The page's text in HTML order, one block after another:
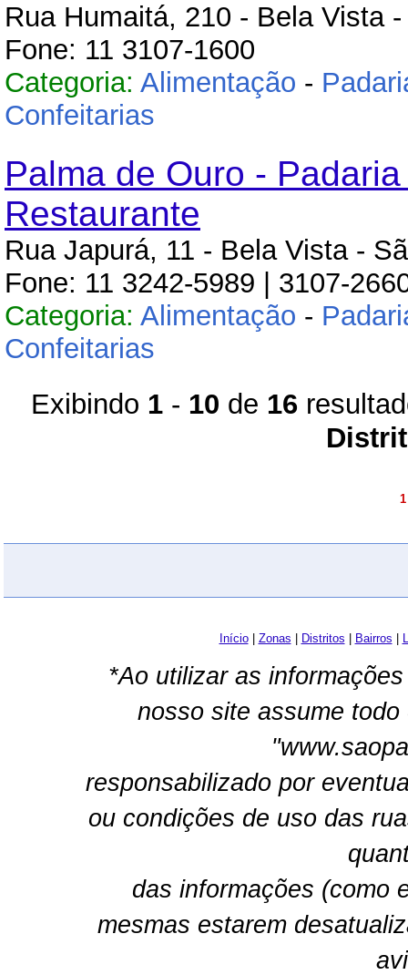
Rua Humaitá, 210 - Bela Vista
Fone: 11 3107-1600
Categoria: Alimentação -
Confeitarias
Palma de Ouro -
Restaurante
Rua Japurá, 11 - Bela Vista -
Fone: 11 3242-5989 | 3107-
Categoria: Alimentação -
Confeitarias
Exibindo 1- 10 de 16
1
Início| Zonas Distritos Bairros
*Ao utilizar as
nosso site assume
responsabilizado por
ou condições de uso das
das informações (como
mesmas estarem